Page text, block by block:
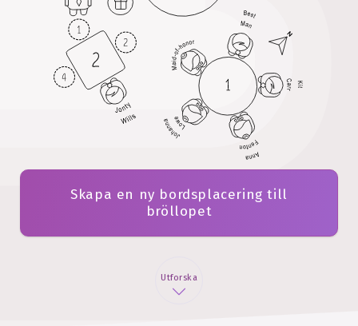
Skapa en ny bordsplacering till
bröllopet
Utforska